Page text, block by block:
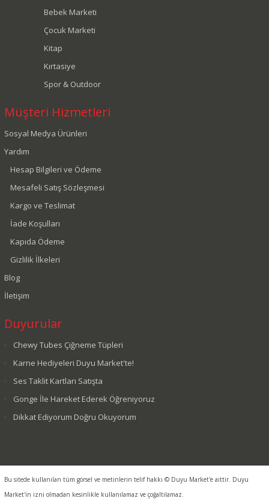
Bebek Marketi
Çocuk Marketi
Kitap
Kırtasiye
Spor & Outdoor
Müşteri Hizmetleri
Sosyal Medya Ürünleri
Yardım
Hesap Bilgileri ve Ödeme
Mesafeli Satış Sözleşmesi
Kargo ve Teslimat
İade Koşulları
Kapıda Ödeme
Gizlilik İlkeleri
Blog
İletişim
Duyurular
Chewy Tubes Çiğneme Tüpleri
Karne Hediyeleri Duyu Market'te!
Ses Taklit Kartları Satışta
Gonge İle Hareket Ederek Öğreniyoruz
Dikkat Ediyorum Doğru Okuyorum
Bu sitede kullanılan tüm görsel ve metinlerin telif hakkı © Duyu Market'e aittir. Duyu
Market'in izni olmadan kesinlikle kullanılamaz ve çoğaltılamaz.